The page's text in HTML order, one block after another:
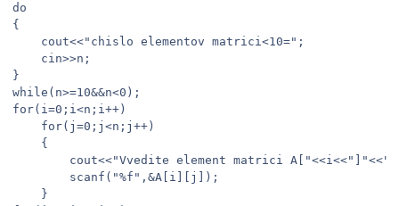
do
{
}
while(n>=10&&n<0);
for(i=0;i<n;i++)